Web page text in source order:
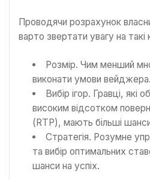
Проводячи розрахунок
варто звертати увагу на такі
Розмір. Чим менший
виконати умови вейджера.
Вибір ігор. Гравці, які
високим відсотком
(RTP), мають більші
Стратегія. Розумне
та вибір оптимальних
шанси на успіх.